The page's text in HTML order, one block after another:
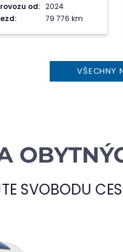
od: 2024
79 776 km
VŠECHNY
SVOBODU